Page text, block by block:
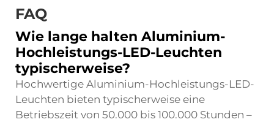
FAQ
Wie lange halten Aluminium-
Hochleistungs-LED-Leuchten
typischerweise?
Hochwertige Aluminium-Hochleistungs-LED-
Leuchten bieten typischerweise eine
Betriebszeit von 50.000 bis 100.000 Stunden –